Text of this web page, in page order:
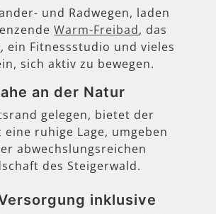
und Radwegen, laden
Warm-Freibad, das
, ein Fitnessstudio und vieles
sich aktiv zu bewegen.
an der Natur
gelegen, bietet der
eine ruhige Lage, umgeben
abwechslungsreichen
des Steigerwald.
inklusive